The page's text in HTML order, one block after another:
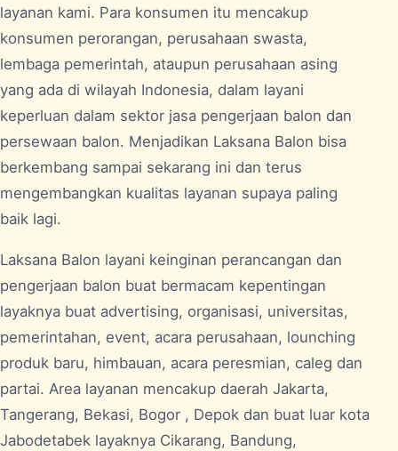
layanan kami. Para konsumen itu mencakup
konsumen perorangan, perusahaan swasta,
lembaga pemerintah, ataupun perusahaan asing
yang ada di wilayah Indonesia, dalam layani
keperluan dalam sektor jasa pengerjaan balon dan
persewaan balon. Menjadikan Laksana Balon bisa
berkembang sampai sekarang ini dan terus
mengembangkan kualitas layanan supaya paling
baik lagi.
Laksana Balon layani keinginan perancangan dan
pengerjaan balon buat bermacam kepentingan
layaknya buat advertising, organisasi, universitas,
pemerintahan, event, acara perusahaan, lounching
produk baru, himbauan, acara peresmian, caleg dan
partai. Area layanan mencakup daerah Jakarta,
Tangerang, Bekasi, Bogor , Depok dan buat luar kota
Jabodetabek layaknya Cikarang, Bandung,